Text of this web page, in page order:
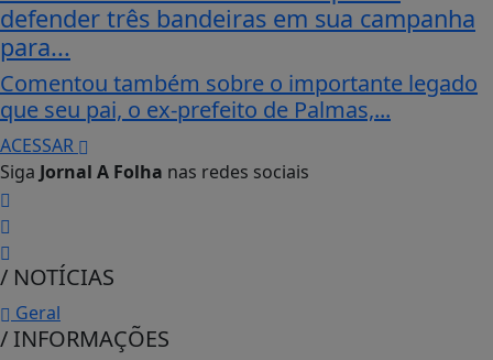
defender três bandeiras em sua campanha
para...
Comentou também sobre o importante legado
que seu pai, o ex-prefeito de Palmas,...
ACESSAR
Siga Jornal A Folha nas redes sociais
/ NOTÍCIAS
Geral
/ INFORMAÇÕES